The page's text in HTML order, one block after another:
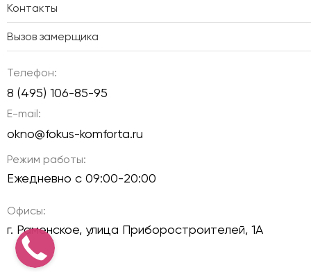
Контакты
Вызов замерщика
Телефон:
8 (495) 106-85-95
E-mail:
okno@fokus-komforta.ru
Режим работы:
Ежедневно с 09:00-20:00
Офисы:
г. Раменское, улица Приборостроителей, 1А